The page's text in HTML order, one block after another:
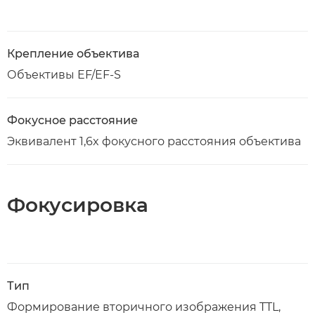
Крепление объектива
Объективы EF/EF-S
Фокусное расстояние
Эквивалент 1,6x фокусного расстояния объектива
Фокусировка
Тип
Формирование вторичного изображения TTL,